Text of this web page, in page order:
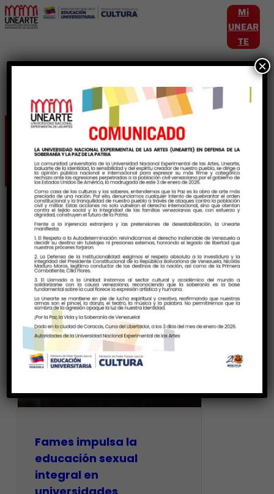
Mi
UNEAR
TE
Etiqueta:Africa
Fames impulsa la
educación sexual
integral en
×